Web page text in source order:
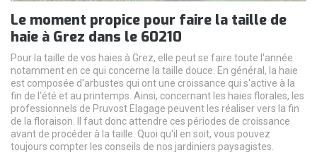
Le moment propice pour faire la taille de
haie à Grez dans le 60210
Pour la taille de vos haies à Grez, elle peut se faire toute l'année
notamment en ce qui concerne la taille douce. En général, la haie
est composée d'arbustes qui ont une croissance qui s'active à la
fin de l'été et au printemps. Ainsi, concernant les haies florales, les
professionnels de Pruvost Elagage peuvent les réaliser vers la fin
de la floraison. Il faut donc attendre ces périodes de croissance
avant de procéder à la taille. Quoi qu'il en soit, vous pouvez
toujours compter les conseils de nos jardiniers paysagistes.